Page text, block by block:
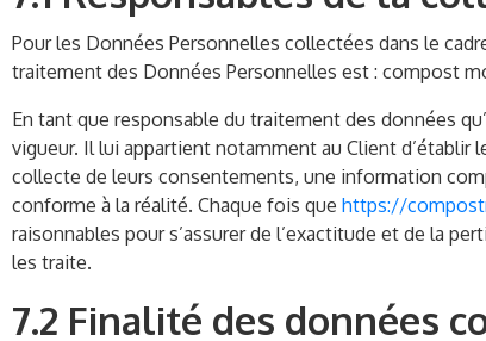
Pour les Données Personnelles collectées dans le
traitement des Données Personnelles est : compost
En tant que responsable du traitement des données
vigueur. Il lui appartient notamment au Client
collecte de leurs consentements, une information
conforme à la réalité. Chaque fois que https://
raisonnables pour s’assurer de l’exactitude et de la
les traite.
7.2 Finalité des données